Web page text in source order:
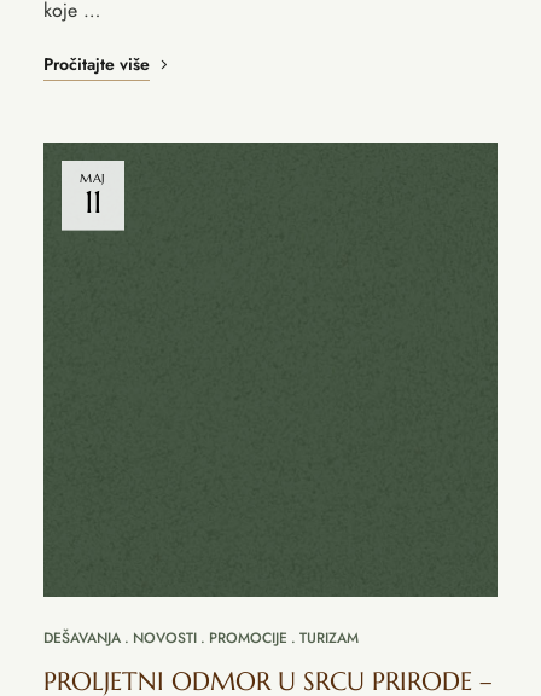
koje …
Pročitajte više
MAJ
11
DEŠAVANJA NOVOSTI PROMOCIJE TURIZAM
PROLJETNI ODMOR U SRCU PRIRODE –